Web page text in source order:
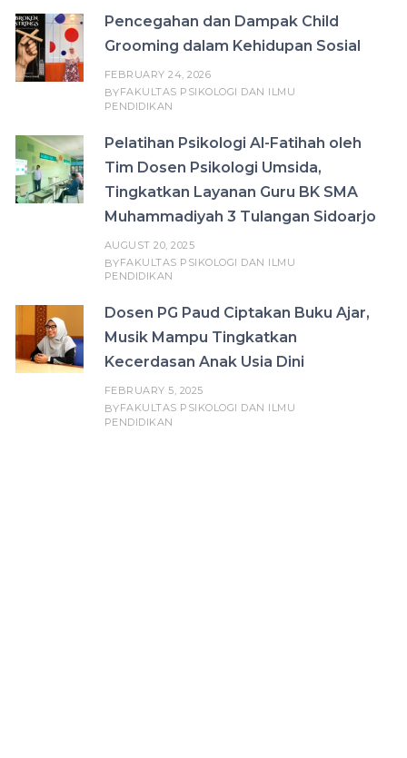
Pencegahan dan Dampak Child
Grooming dalam Kehidupan Sosial
FEBRUARY 24, 2026
BYFAKULTAS PSIKOLOGI DAN ILMU
PENDIDIKAN
Pelatihan Psikologi Al-Fatihah oleh
Tim Dosen Psikologi Umsida,
Tingkatkan Layanan Guru BK SMA
Muhammadiyah 3 Tulangan Sidoarjo
AUGUST 20, 2025
BYFAKULTAS PSIKOLOGI DAN ILMU
PENDIDIKAN
Dosen PG Paud Ciptakan Buku Ajar,
Musik Mampu Tingkatkan
Kecerdasan Anak Usia Dini
FEBRUARY 5, 2025
BYFAKULTAS PSIKOLOGI DAN ILMU
PENDIDIKAN